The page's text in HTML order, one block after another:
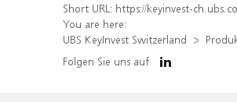
Short URL: https://keyinvest-ch.ubs.com/produkt/detail/index/
You are here:
UBS KeyInvest Switzerland
Folgen Sie uns auf